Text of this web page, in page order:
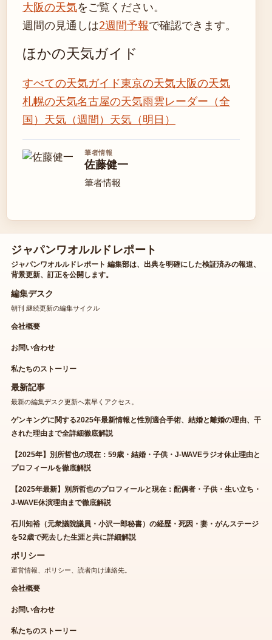
大阪の天気をご覧ください。
週間の見通しは2週間予報で確認できます。
ほかの天気ガイド
すべての天気ガイド東京の天気大阪の天気
札幌の天気名古屋の天気雨雲レーダー（全
国） 天気（週間） 天気（明日）
筆者情報
佐藤健一
筆者情報
ジャパンワオルルドレポート
ジャパンワオルルドレポート 編集部は、出典を明確にした検証済みの報道、
背景更新、訂正を公開します。
編集デスク
朝刊 継続更新の編集サイクル
会社概要
お問い合わせ
私たちのストーリー
最新記事
最新の編集デスク更新へ素早くアクセス。
ゲンキングに関する2025年最新情報と性別適合手術、結婚と離婚の理由、干
された理由まで全詳細徹底解説
【2025年】別所哲也の現在：59歳・結婚・子供・J-WAVEラジオ休止理由と
プロフィールを徹底解説
【2025年最新】別所哲也のプロフィールと現在：配偶者・子供・生い立ち・
J-WAVE休演理由まで徹底解説
石川知裕（元衆議院議員・小沢一郎秘書）の経歴・死因・妻・がんステージ
を52歳で死去した生涯と共に詳細解説
ポリシー
運営情報、ポリシー、読者向け連絡先。
会社概要
お問い合わせ
私たちのストーリー